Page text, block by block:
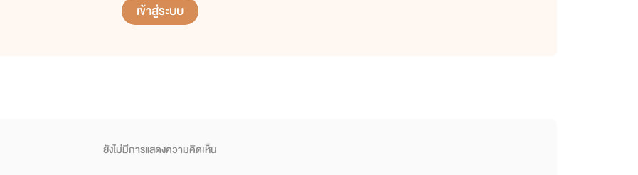
เข้าสู่ระบบ
ยังไม่มีการแสดงความคิดเห็น